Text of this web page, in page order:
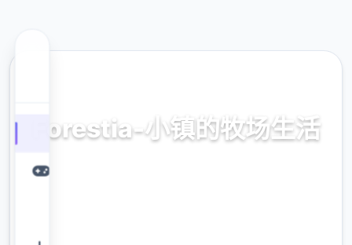
Forestia-小镇的牧场生活
官方中文，中文版，下载，攻略，mod，补丁